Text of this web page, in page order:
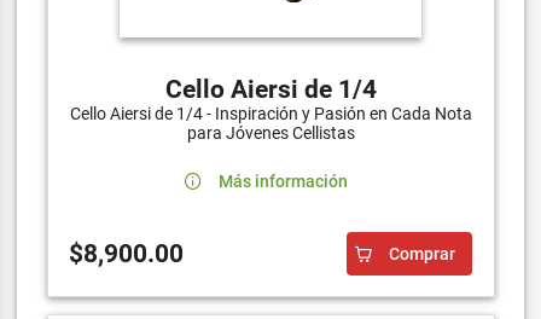
Cello Aiersi de 1/4
Cello Aiersi de 1/4 - Inspiración y Pasión en Cada Nota
para Jóvenes Cellistas
Más información
$8,900.00 Comprar